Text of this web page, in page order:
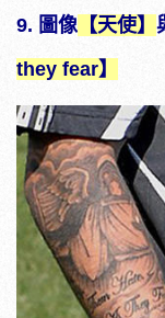
9. 圖像 【天使】
they fear】